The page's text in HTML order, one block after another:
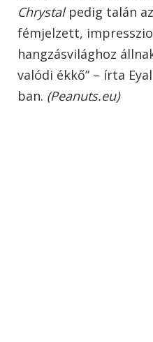
Chrystalpedig talán az
fémjelzett,
hangzásvilághoz
valódi ékkő” – írta
ban. (Peanuts.eu)